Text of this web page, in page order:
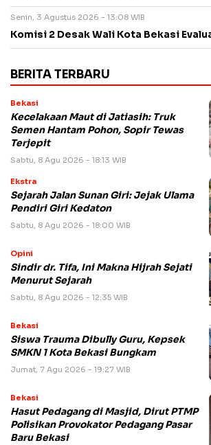
Senin, 3 Agustus 2026 - 13:08 WIB
Komisi 2 Desak Wali Kota Bekasi
BERITA TERBARU
Bekasi
Kecelakaan Maut di Jatiasih: Truk
Semen Hantam Pohon, Sopir Tewas
Terjepit
Sabtu, 8 Agu 2026 - 18:13 WIB
Ekstra
Sejarah Jalan Sunan Giri: Jejak Ulama
Pendiri Giri Kedaton
Sabtu, 8 Agu 2026 - 18:00 WIB
Opini
Sindir dr. Tifa, Ini Makna Hijrah Sejati
Menurut Sejarah
Sabtu, 8 Agu 2026 - 12:35 WIB
Bekasi
Siswa Trauma Dibully Guru, Kepsek
SMKN 1 Kota Bekasi Bungkam
Jumat, 7 Agu 2026 - 19:27 WIB
Bekasi
Hasut Pedagang di Masjid, Dirut PTMP
Polisikan Provokator Pedagang Pasar
Baru Bekasi